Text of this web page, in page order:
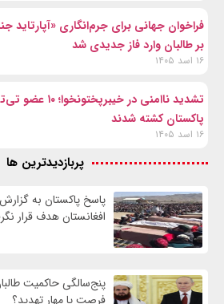
فراخوان جهانی برای جرم‌انگاری
بر طالبان وارد فاز جدیدی شد
۱۶ اسد ۱۴۰۵
تشدید ناامنی در
پاکستان کشته شدند
۱۶ اسد ۱۴۰۵
پربازدیدترین ها
پاسخ پاکستان به
افغانستان هدف قرار
پنج‌سالگی حاکمیت
فرصت‌ یا مهار تهدید؟